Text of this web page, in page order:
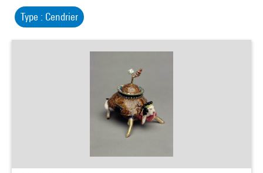
Type : Cendrier